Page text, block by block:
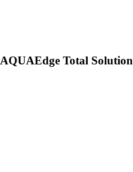
AQUAEdge Total Solution